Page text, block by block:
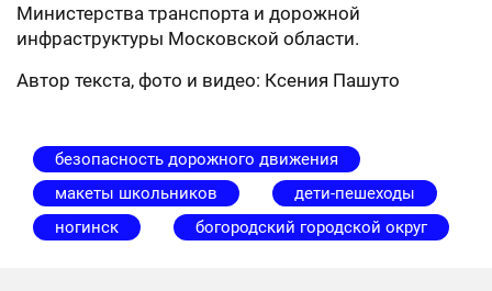
Министерства транспорта и дорожной
инфраструктуры Московской области.
Автор текста, фото и видео: Ксения Пашуто
безопасность дорожного движения
макеты школьников
дети-пешеходы
ногинск
богородский городской округ